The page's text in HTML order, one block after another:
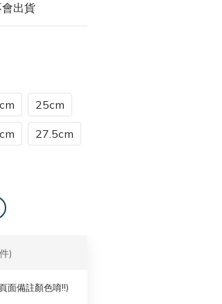
出貨
25cm
27.5cm
)
面備註顏色唷!!)